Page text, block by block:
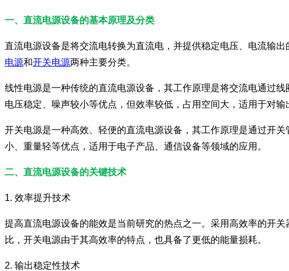
一、直流电源设备的基本原理及分类
直流电源设备是将交流电转换为直流电，并提供稳定电压、电流输
电源和开关电源两种主要分类。
线性电源是一种传统的直流电源设备，其工作原理是将交流电通过
电压稳定、噪声较小等优点，但效率较低，占用空间大，适用于对输
开关电源是一种高效、轻便的直流电源设备，其工作原理是通过开
小、重量轻等优点，适用于电子产品、通信设备等领域的应用。
二、直流电源设备的关键技术
1. 效率提升技术
提高直流电源设备的能效是当前研究的热点之一。采用高效率的开
比，开关电源由于其高效率的特点，也具备了更低的能量损耗。
2. 输出稳定性技术